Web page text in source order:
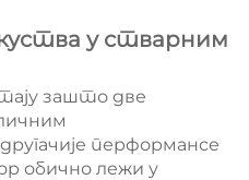
у стварним
зашто две
перформансе
обично лежи у